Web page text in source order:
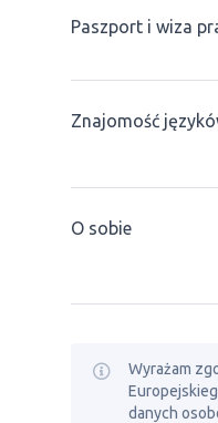
Paszport i wiza
Znajomość
O sobie
Wyrażam
danych